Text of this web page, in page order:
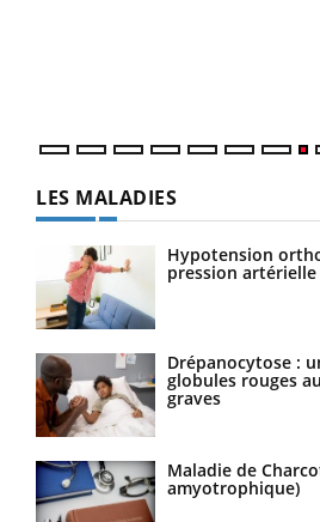
LES MALADIES
Hypotension
pression
Drépanocytose :
globules rouges
graves
Maladie de
amyotrophique)